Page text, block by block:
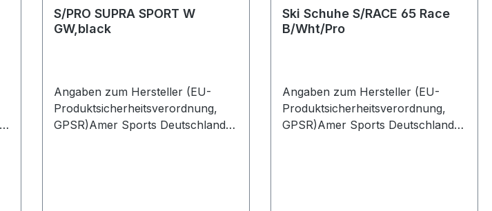
S/PRO SUPRA SPORT W
GW,black
Angaben zum Hersteller (EU-
Produktsicherheitsverordnung,
GPSR)Amer Sports Deutschland
Ski Schuhe S/RACE 65 Race
B/Wht/Pro
Angaben zum Hersteller (EU-
Produktsicherheitsverordnung,
GPSR)Amer Sports Deutschland